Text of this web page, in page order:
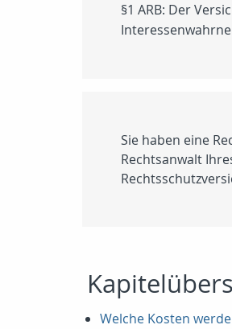
§1 ARB: Der
Sie haben eine
Rechtsanwalt
Welche Kosten